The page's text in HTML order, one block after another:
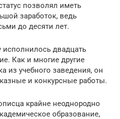
позволял иметь
заработок, ведь
до десяти лет.
двадцать
Как и многие другие
из учебного заведения, он
и конкурсные работы.
крайне неоднородно
образование,